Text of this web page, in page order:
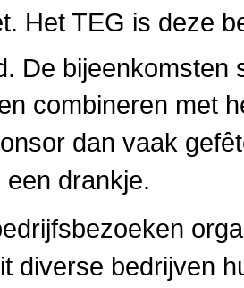
Het TEG is deze
De bijeenkomsten
combineren met
dan vaak
een drankje.
diverse bedrijven